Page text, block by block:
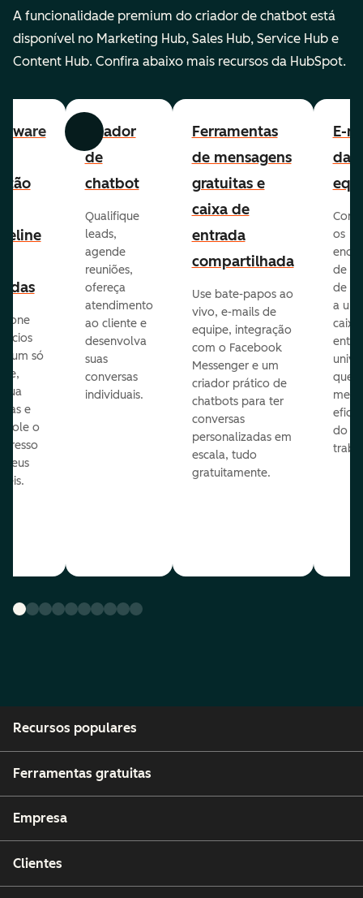
A funcionalidade premium do criador de chatbot está
disponível no Marketing Hub, Sales Hub, Service Hub e
Content Hub. Confira abaixo mais recursos da HubSpot.
Anterior Avançar
um só
e
o
seus
Criador
de
chatbot
Qualifique
leads,
agende
reuniões,
ofereça
atendimento
ao cliente e
desenvolva
suas
conversas
individuais.
Ferramentas
de mensagens
gratuitas e
caixa de
entrada
compartilhada
Use bate-papos ao
vivo, e-mails de
equipe, integração
com o Facebook
Messenger e um
criador prático de
chatbots para ter
conversas
personalizadas em
escala, tudo
gratuitamente.
E-
da
os
de
de
a
caixa
que
do
Recursos populares
Ferramentas gratuitas
Empresa
Clientes